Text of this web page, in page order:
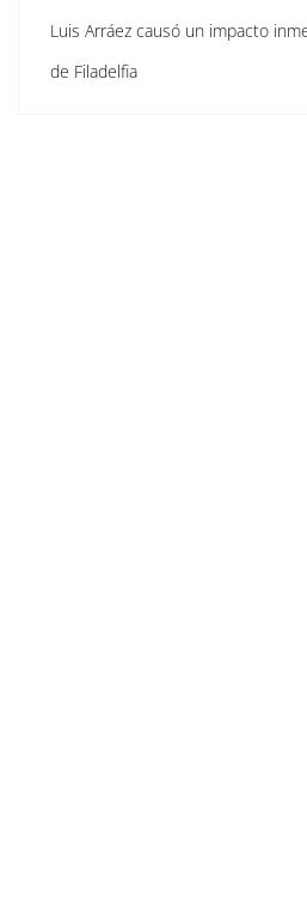
Luis Arráez causó un impacto
de Filadelfia